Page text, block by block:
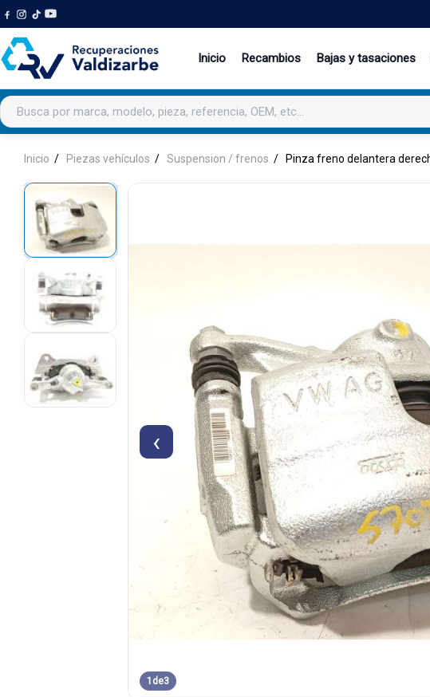
Inicio Recambios Bajas y tasaciones
Buscar productos
Inicio Piezas vehículos Suspension / frenos Pinza freno delantera
‹
1 de3